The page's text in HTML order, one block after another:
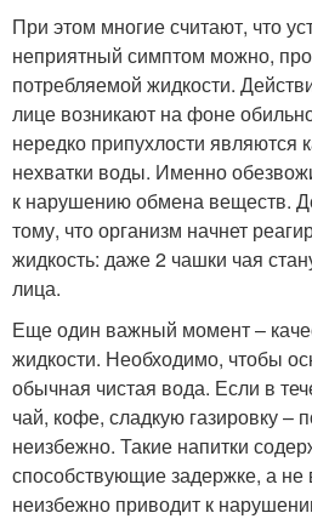
При этом многие считают, что
неприятный симптом можно,
потребляемой жидкости.
лице возникают на фоне
нередко припухлости являются
нехватки воды. Именно
к нарушению обмена веществ.
тому, что организм начнет
жидкость: даже 2 чашки чая
лица.
Еще один важный момент –
жидкости. Необходимо, чтобы
обычная чистая вода. Если в
чай, кофе, сладкую газировку –
неизбежно. Такие напитки
способствующие задержке, а
неизбежно приводит к